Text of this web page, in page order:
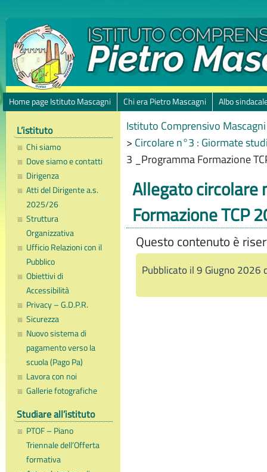
Home page Istituto Mascagni Chi era Pietro Mascagni Albo
L’istituto
Chi siamo
Dove siamo e contatti
Dirigenza
Atti del Dirigente a.s.
2025/26
Struttura
Organizzativa
Ufficio Relazioni con il
Pubblico
Obiettivi di
Accessibilità
Privacy – G.D.P.R.
Sicurezza
Nuovo sistema di
pagamento verso la
scuola (Pago Pa)
Lavora con noi
Gallerie fotografiche
Studiare all’istituto
PTOF – Piano
Triennale dell’Offerta
formativa
Istituto Comprensivo
> Circolare n°3 : Giormate
3 _Programma Formazione
Allegato circolare
Formazione TCP
Questo contenuto è
Pubblicato il 9 Giugno 2026